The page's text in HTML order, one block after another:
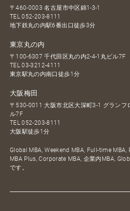
〒460-0003 名古屋市中区錦1-3-1
TEL052-203-8111
地下鉄丸の内駅6番出口徒歩3分
東京丸の内
〒100-6307 千代田区丸の内2-4-1丸ビル7F
TEL03-3212-4111
東京駅丸の内南口徒歩1分
大阪梅田
〒530-0011 大阪市北区大深町3-1 グランフ
ル7F
TEL052-203-8111
大阪駅徒歩1分
Global MBA, Weekend MBA, Full-time MBA,
MBA Plus, Corporate MBA, 企業内MBA,
です。